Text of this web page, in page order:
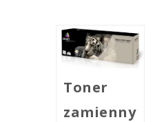
Toner
zamienny